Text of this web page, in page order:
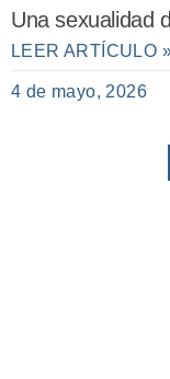
Una sexualidad
LEER ARTÍCULO
4 de mayo, 2026